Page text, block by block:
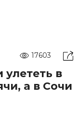
17603
в
а в Сочи